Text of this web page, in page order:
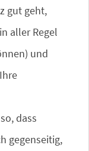
gut geht,
aller Regel
und
dass
gegenseitig,